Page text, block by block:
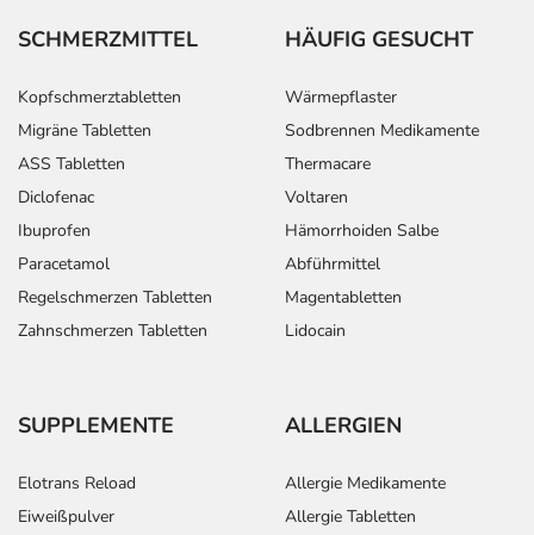
SCHMERZMITTEL
Kopfschmerztabletten
Migräne Tabletten
ASS Tabletten
Diclofenac
Ibuprofen
Paracetamol
Regelschmerzen Tabletten
Zahnschmerzen Tabletten
HÄUFIG GESUCHT
Wärmepflaster
Sodbrennen Medikamente
Thermacare
Voltaren
Hämorrhoiden Salbe
Abführmittel
Magentabletten
Lidocain
SUPPLEMENTE
Elotrans Reload
Eiweißpulver
ALLERGIEN
Allergie Medikamente
Allergie Tabletten